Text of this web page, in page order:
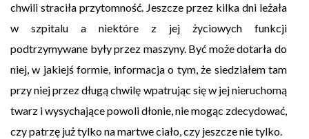
chwili straciła przytomność. Jeszcze przez kilka dni leżała
w szpitalu a niektóre z jej życiowych funkcji
podtrzymywane były przez maszyny. Być może dotarła do
niej, w jakiejś formie, informacja o tym, że siedziałem tam
przy niej przez długą chwilę wpatrując się w jej nieruchomą
twarz i wysychające powoli dłonie, nie mogąc zdecydować,
czy patrzę już tylko na martwe ciało, czy jeszcze nie tylko.